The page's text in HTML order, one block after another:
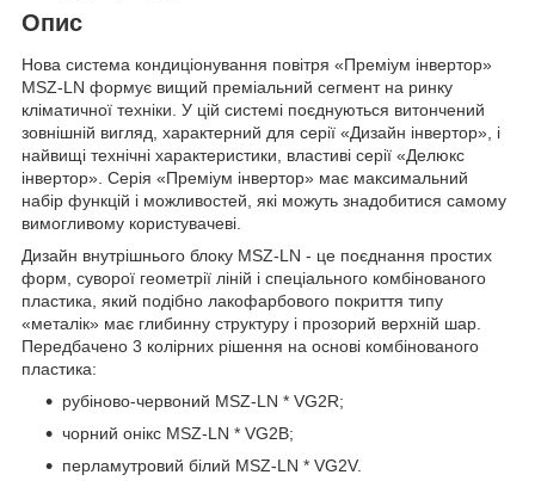
Опис
Нова система кондиціонування повітря «Преміум інвертор»
MSZ-LN формує вищий преміальний сегмент на ринку
кліматичної техніки. У цій системі поєднуються витончений
зовнішній вигляд, характерний для серії «Дизайн інвертор», і
найвищі технічні характеристики, властиві серії «Делюкс
інвертор». Серія «Преміум інвертор» має максимальний
набір функцій і можливостей, які можуть знадобитися самому
вимогливому користувачеві.
Дизайн внутрішнього блоку MSZ-LN - це поєднання простих
форм, суворої геометрії ліній і спеціального комбінованого
пластика, який подібно лакофарбового покриття типу
«металік» має глибинну структуру і прозорий верхній шар.
Передбачено 3 колірних рішення на основі комбінованого
пластика:
рубіново-червоний MSZ-LN * VG2R;
чорний онікс MSZ-LN * VG2B;
перламутровий білий MSZ-LN * VG2V.